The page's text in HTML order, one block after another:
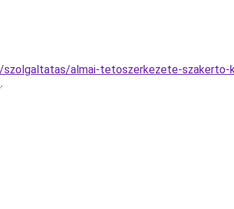
almai-tetoszerkezete-
.